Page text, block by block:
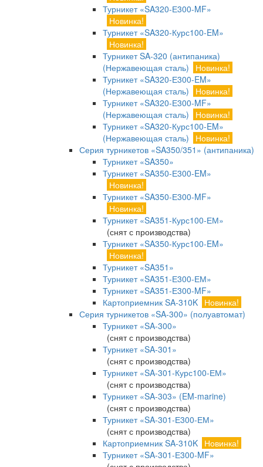
Турникет «SA320-Е300-MF»
Новинка!
Турникет «SA320-Курс100-EM»
Новинка!
Турникет SA-320 (антипаника)
(Нержавеющая сталь)
Новинка!
Турникет «SA320-Е300-EM»
(Нержавеющая сталь)
Новинка!
Турникет «SA320-Е300-MF»
(Нержавеющая сталь)
Новинка!
Турникет «SA320-Курс100-EM»
(Нержавеющая сталь)
Новинка!
Серия турникетов «SA350/351» (антипаника)
Турникет «SA350»
Турникет «SA350-Е300-EM»
Новинка!
Турникет «SA350-Е300-MF»
Новинка!
Турникет «SA351-Курс100-ЕМ»
(снят с производства)
Турникет «SA350-Курс100-EM»
Новинка!
Турникет «SA351»
Турникет «SA351-Е300-ЕМ»
Турникет «SA351-Е300-MF»
Картоприемник SA-310K Новинка!
Серия турникетов «SA-300» (полуавтомат)
Турникет «SA-300»
(снят с производства)
Турникет «SA-301»
(снят с производства)
Турникет «SA-301-Курс100-ЕМ»
(снят с производства)
Турникет «SA-303» (EM-marine)
(снят с производства)
Турникет «SA-301-Е300-ЕМ»
(снят с производства)
Картоприемник SA-310K Новинка!
Турникет «SA-301-Е300-MF»